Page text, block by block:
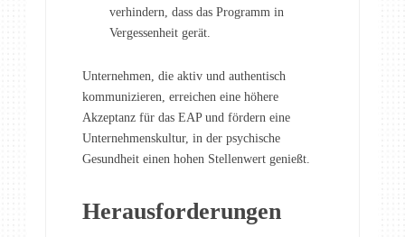
verhindern, dass das Programm in
Vergessenheit gerät.
Unternehmen, die aktiv und authentisch
kommunizieren, erreichen eine höhere
Akzeptanz für das EAP und fördern eine
Unternehmenskultur, in der psychische
Gesundheit einen hohen Stellenwert genießt.
Herausforderungen